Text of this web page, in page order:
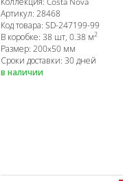
Артикул: 28468
Код товара: SD-247199-99
В коробке: 38 шт, 0.38 м2
Размер: 200x50 мм
Сроки доставки: 30 дней
в наличии